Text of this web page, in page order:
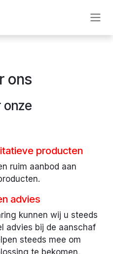
ons
onze
producten
ruim aanbod aan
advies
kunnen wij u steeds
advies bij de aanschaf
steeds mee om
te bekomen.